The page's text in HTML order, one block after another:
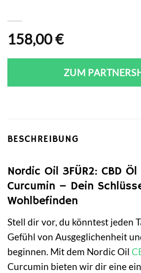
158,00€
ZUM
BESCHREIBUNG
Nordic Oil 3FÜR2: CBD
Curcumin – Dein
Wohlbefinden
Stell dir vor, du könntest jeden
Gefühl von Ausgeglichenheit
beginnen. Mit dem Nordic Oil
Curcumin bieten wir dir eine